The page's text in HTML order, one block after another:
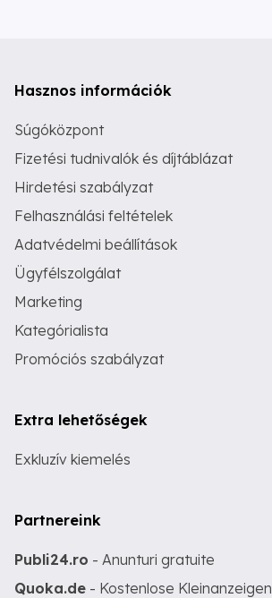
Hasznos információk
Súgóközpont
Fizetési tudnivalók és díjtáblázat
Hirdetési szabályzat
Felhasználási feltételek
Adatvédelmi beállítások
Ügyfélszolgálat
Marketing
Kategórialista
Promóciós szabályzat
Extra lehetőségek
Exkluzív kiemelés
Partnereink
Publi24.ro - Anunturi gratuite
Quoka.de - Kostenlose Kleinanzeigen